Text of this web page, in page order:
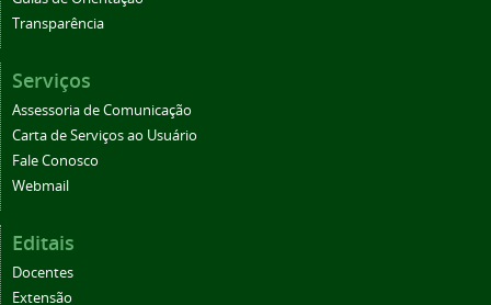
Transparência
Serviços
Assessoria de Comunicação
Carta de Serviços ao Usuário
Fale Conosco
Webmail
Editais
Docentes
Extensão